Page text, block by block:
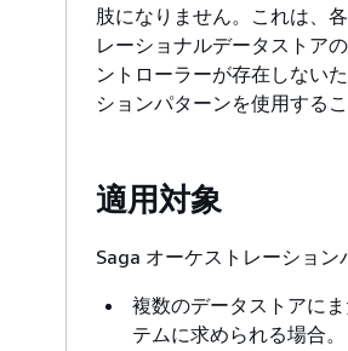
肢になりません。これは、
レーショナルデータストア
ントローラーが存在しない
ションパターンを使用するこ
適用対象
Saga オーケストレーション
複数のデータストアに
テムに求められる場合。